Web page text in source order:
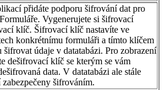
přidáte podporu šifrování dat pro
Vygenerujete si šifrovací
klíč. Šifrovací klíč nastavíte ve
konkrétnímu formuláři a tímto klíčem
šifrovat údaje v datatabázi. Pro zobrazení
dešifrovací klíč se kterým se vám
data. V datatabázi ale stále
zabezpečeny šifrováním.